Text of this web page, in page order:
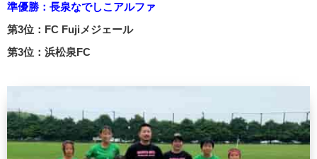
準優勝：長泉なでしこアルファ
第3位：FC Fujiメジェール
第3位：浜松泉FC